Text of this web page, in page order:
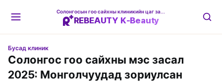
REBEAUTY K-Beauty
Бусад клиник
Солонгос гоо сайхны мэс засал
2025: Монголчуудад зориулсан